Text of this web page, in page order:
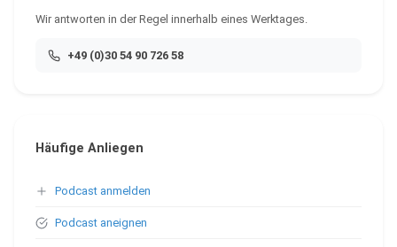
Wir antworten in der Regel innerhalb eines Werktages.
+49 (0)30 54 90 726 58
Häufige Anliegen
Podcast anmelden
Podcast aneignen